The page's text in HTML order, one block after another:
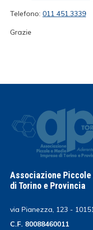
Telefono: 011 451.3339
Grazie
Associazione Piccole
di Torino e Provincia
via Pianezza, 123 -
C.F. 80088460011